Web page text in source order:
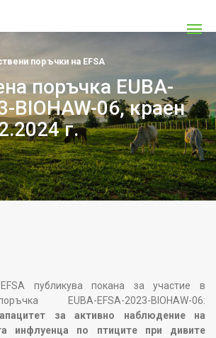
поръчки на EFSA
поръчка EUBA-
BIOHAW-06, краен
г.
публикува покана за участие в
EUBA-EFSA-2023-BIOHAW-06:
за активно наблюдение на
инфлуенца по птиците при дивите